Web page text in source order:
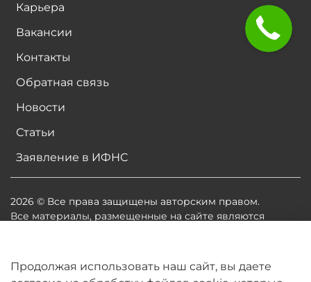
Карьера
Вакансии
Контакты
Обратная связь
Новости
Статьи
Заявление в ИФНС
2026 © Все права защищены авторским правом.
Все материалы, размещенные на сайте являются
владельцев сайта есть соглашение о размещении
материалов. Копирование любой информации может
Продолжая использовать наш сайт, вы даете